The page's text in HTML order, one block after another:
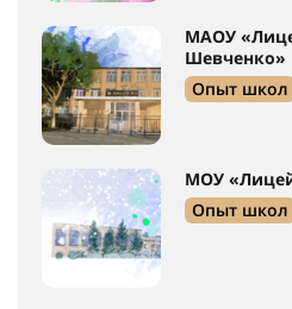
МАОУ
Шевченко»
Опыт школ
МОУ
Опыт школ